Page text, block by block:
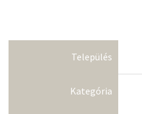
Település
Kategória